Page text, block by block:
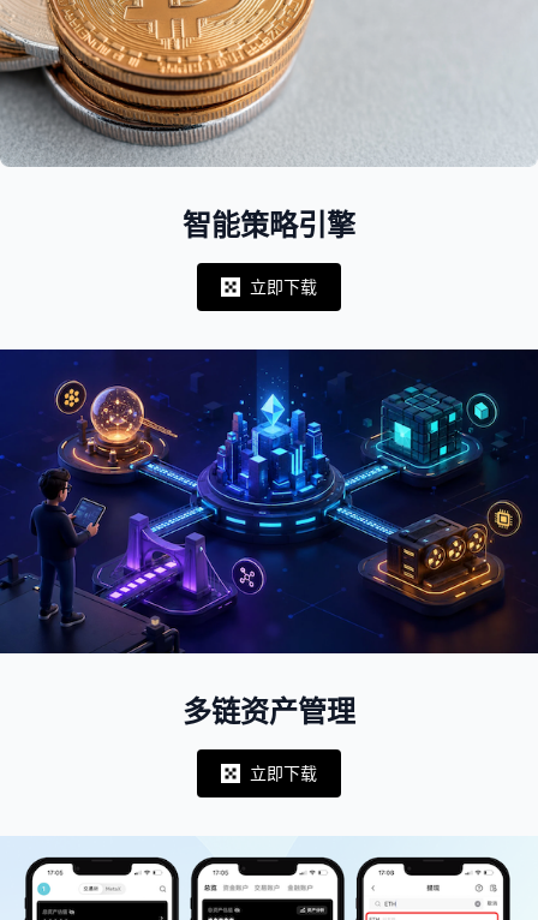
智能策略引擎
Notifications
立即下载
多链资产管理
Notifications
立即下载